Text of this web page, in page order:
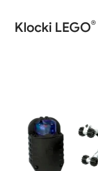
Klocki LEGO®